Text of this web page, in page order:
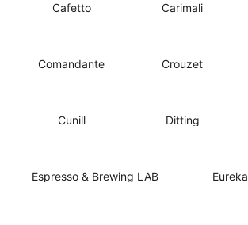
Cafetto Carimali
Comandante Crouzet
Cunill Ditting
Espresso & Brewing LAB Eureka